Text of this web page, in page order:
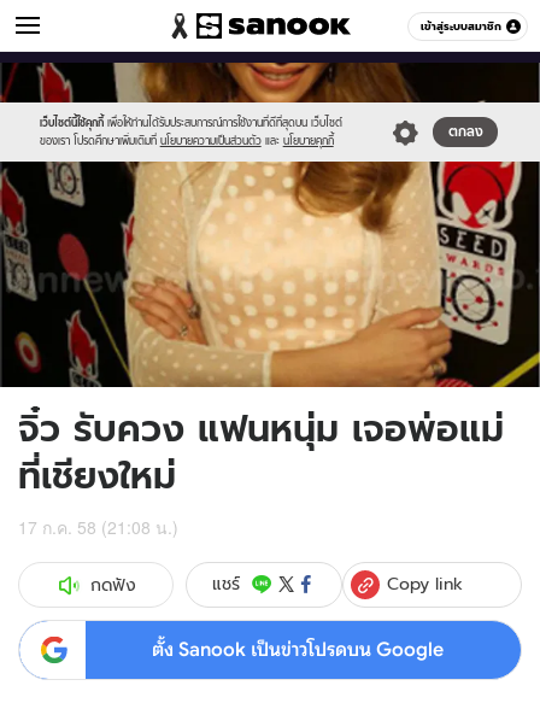
เข้าสู่ระบบสมาชิก
ข่าวบันเทิง หมวดอื่นๆ
เว็บไซต์นี้ใช้คุกกี้ เพื่อให้ท่านได้รับประสบการณ์การใช้งานที่ดีที่สุดบน เว็บไซต์
ของเรา โปรดศึกษาเพิ่มเติมที่ นโยบายความเป็นส่วนตัว และ นโยบายคุกกี้
ตกลง
Sanook
//s.isanook.com/sr/0/images/logo-
new-
sanook.png
600
60
//s.isanook.com/ns/0/ud/366/1832054/632762-
01.jpg
จิ๋ว รับควง แฟนหนุ่ม เจอพ่อแม่
ที่เชียงใหม่
17 ก.ค. 58 (21:08 น.)
กดฟัง แชร์ Copy link
ตั้ง Sanook เป็นข่าวโปรดบน Google